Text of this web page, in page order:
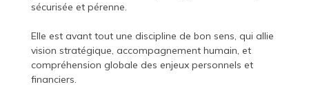
sécurisée et pérenne.
Elle est avant tout une discipline de bon sens, qui allie
vision stratégique, accompagnement humain, et
compréhension globale des enjeux personnels et
financiers.